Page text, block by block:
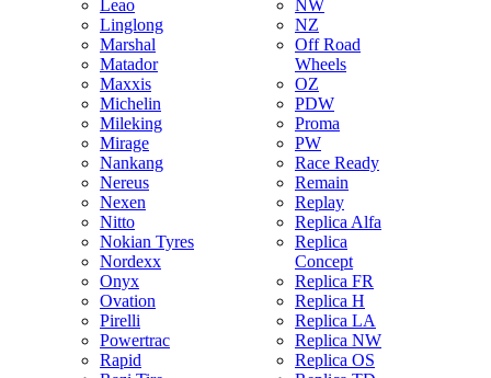
Leao
Linglong
Marshal
Matador
Maxxis
Michelin
Mileking
Mirage
Nankang
Nereus
Nexen
Nitto
Nokian Tyres
Nordexx
Onyx
Ovation
Pirelli
Powertrac
Rapid
NW
NZ
Off Road
Wheels
OZ
PDW
Proma
PW
Race Ready
Remain
Replay
Replica Alfa
Replica
Concept
Replica FR
Replica H
Replica LA
Replica NW
Replica OS